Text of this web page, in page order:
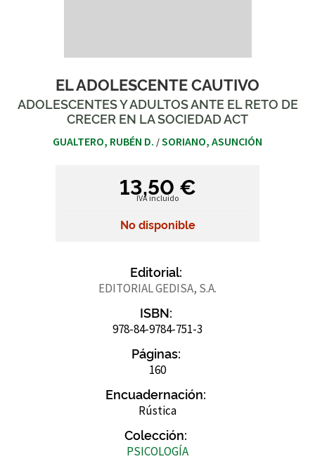
EL ADOLESCENTE CAUTIVO
ADOLESCENTES Y ADULTOS ANTE EL RETO DE
CRECER EN LA SOCIEDAD ACT
GUALTERO, RUBÉN D. /SORIANO, ASUNCIÓN
13,50 €
IVA incluido
No disponible
Editorial:
EDITORIAL GEDISA, S.A.
ISBN:
978-84-9784-751-3
Páginas:
160
Encuadernación:
Rústica
Colección:
PSICOLOGÍA